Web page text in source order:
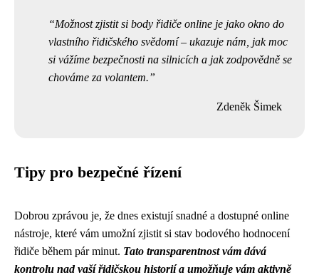
Možnost zjistit si body řidiče online je jako okno do
vlastního řidičského svědomí – ukazuje nám, jak moc
si vážíme bezpečnosti na silnicích a jak zodpovědně se
chováme za volantem.
Zdeněk Šimek
Tipy pro bezpečné řízení
Dobrou zprávou je, že dnes existují snadné a dostupné online
nástroje, které vám umožní zjistit si stav bodového hodnocení
řidiče během pár minut. Tato transparentnost vám dává
kontrolu nad vaší řidičskou historií a umožňuje vám aktivně